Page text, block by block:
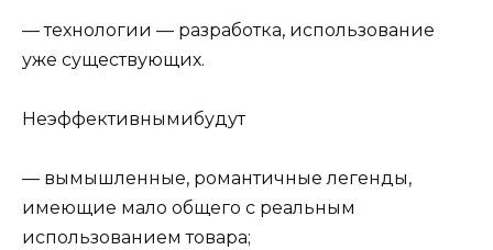
— технологии — разработка, использование
уже существующих.
Неэффективнымибудут
— вымышленные, романтичные легенды,
имеющие мало общего с реальным
использованием товара;